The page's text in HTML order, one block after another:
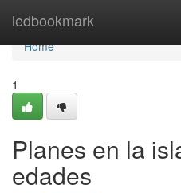
ledbookmark
Home
Home
1
Planes en la
edades